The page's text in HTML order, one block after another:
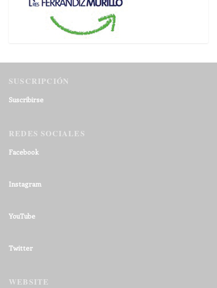
SUSCRIPCIÓN
Suscribirse
REDES SOCIALES
Facebook
Instagram
YouTube
Twitter
WEBSITE